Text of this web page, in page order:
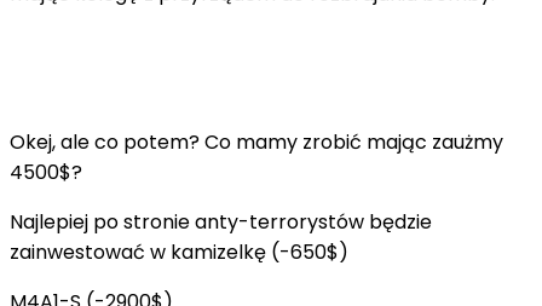
Okej, ale co potem? Co mamy zrobić mając zaużmy
4500$?
Najlepiej po stronie anty-terrorystów będzie
zainwestować w kamizelkę (-650$)